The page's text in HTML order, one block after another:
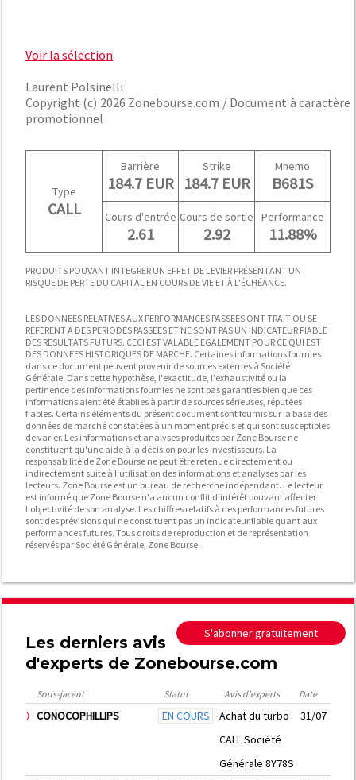
Voir la sélection
Laurent Polsinelli
Copyright (c) 2026 Zonebourse.com / Document à caractère
promotionnel
Type
CALL
Barrière
184.7 EUR
Strike
184.7 EUR
Mnemo
B681S
Cours d'entrée
2.61
Cours de sortie
2.92
Performance
11.88%
PRODUITS POUVANT INTEGRER UN EFFET DE LEVIER PRÉSENTANT UN
RISQUE DE PERTE DU CAPITAL EN COURS DE VIE ET À L'ÉCHÉANCE.
LES DONNEES RELATIVES AUX PERFORMANCES PASSEES ONT TRAIT OU SE
REFERENT A DES PERIODES PASSEES ET NE SONT PAS UN INDICATEUR FIABLE
DES RESULTATS FUTURS. CECI EST VALABLE EGALEMENT POUR CE QUI EST
DES DONNEES HISTORIQUES DE MARCHE. Certaines informations fournies
dans ce document peuvent provenir de sources externes à Société
Générale. Dans cette hypothèse, l'exactitude, l'exhaustivité ou la
pertinence des informations fournies ne sont pas garanties bien que ces
informations aient été établies à partir de sources sérieuses, réputées
fiables. Certains éléments du présent document sont fournis sur la base des
données de marché constatées à un moment précis et qui sont susceptibles
de varier. Les informations et analyses produites par Zone Bourse ne
constituent qu'une aide à la décision pour les investisseurs. La
responsabilité de Zone Bourse ne peut être retenue directement ou
indirectement suite à l'utilisation des informations et analyses par les
lecteurs. Zone Bourse est un bureau de recherche indépendant. Le lecteur
est informé que Zone Bourse n'a aucun conflit d'intérêt pouvant affecter
l'objectivité de son analyse. Les chiffres relatifs à des performances futures
sont des prévisions qui ne constituent pas un indicateur fiable quant aux
performances futures. Tous droits de reproduction et de représentation
réservés par Société Générale, Zone Bourse.
S'abonner gratuitement
Les derniers avis
d'experts de Zonebourse.com
Sous-jacent Statut Avis d'experts Date
CONOCOPHILLIPS EN COURS
Achat du turbo
CALL Société
Générale 8Y78S
31/07